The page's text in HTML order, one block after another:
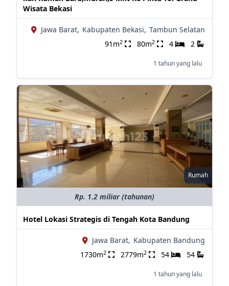
Wisata Bekasi
Jawa Barat, Kabupaten Bekasi, Tambun Selatan
91m2 80m2 4 2
1 tahun yang lalu
Rumah
Rp. 1.2 miliar (tahunan)
Hotel Lokasi Strategis di Tengah Kota Bandung
Jawa Barat, Kabupaten Bandung
1730m2 2779m2 54 54
1 tahun yang lalu